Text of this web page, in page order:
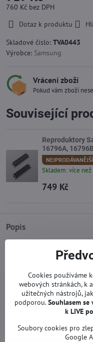
760 Kč bez DPH
Dotaz k produktu
Skladové číslo: TVA0443
Výrobce: Samsung
Vrácení zboží
Pokud vám zboží
Popis
16796B 10.0W 6Ω.
Náhradní díl je používán a
zvukem na vašem
Záruka na tento díl je 12
Více z kategorie
Související
Reproduktory
16796A, 16796B
NEJPRODÁVANĚJŠÍ
Skladem: více než
749 Kč
Cookies používáme
webových stránkách, k
užitečných nástrojů,
podporou.Souhlasem
k LIVE
Soubory cookies pro
Google